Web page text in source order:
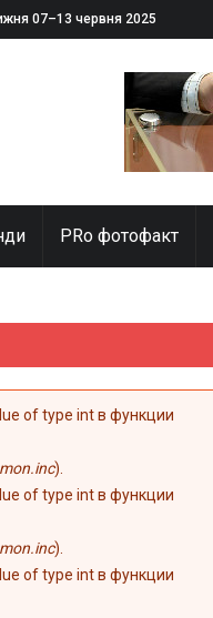
07–13 червня 2025
PRо фотофакт
of type int в функции
).
of type int в функции
).
of type int в функции